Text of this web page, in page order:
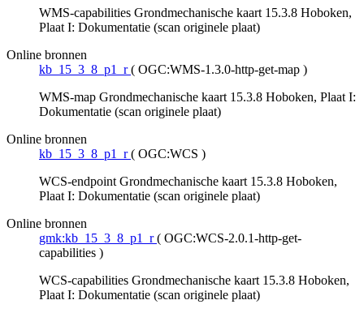
WMS-capabilities Grondmechanische kaart 15.3.8 Hoboken,
Plaat I: Dokumentatie (scan originele plaat)
Online bronnen
kb_15_3_8_p1_r ( OGC:WMS-1.3.0-http-get-map )
WMS-map Grondmechanische kaart 15.3.8 Hoboken, Plaat I:
Dokumentatie (scan originele plaat)
Online bronnen
kb_15_3_8_p1_r ( OGC:WCS )
WCS-endpoint Grondmechanische kaart 15.3.8 Hoboken,
Plaat I: Dokumentatie (scan originele plaat)
Online bronnen
gmk:kb_15_3_8_p1_r ( OGC:WCS-2.0.1-http-get-
capabilities )
WCS-capabilities Grondmechanische kaart 15.3.8 Hoboken,
Plaat I: Dokumentatie (scan originele plaat)